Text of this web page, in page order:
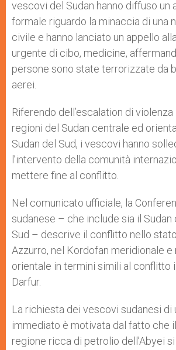
r
vescovi del Sudan hanno diffuso un
formale riguardo la minaccia di una
civile e hanno lanciato un appello
urgente di cibo, medicine,
persone sono state terrorizzate da
aerei.
Riferendo dell’escalation di
regioni del Sudan centrale ed
Sudan del Sud, i vescovi hanno
l’intervento della comunità
mettere fine al conflitto.
Nel comunicato ufficiale, la
sudanese – che include sia il Sudan
Sud – descrive il conflitto nello
Azzurro, nel Kordofan meridionale e
orientale in termini simili al conflitto
Darfur.
La richiesta dei vescovi sudanesi di
immediato è motivata dal fatto che
regione ricca di petrolio dell’Abyei